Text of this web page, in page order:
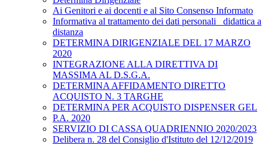
Ai Genitori e ai docenti e al Sito Consenso Informato
Informativa al trattamento dei dati personali _didattica a
distanza
DETERMINA DIRIGENZIALE DEL 17 MARZO
2020
INTEGRAZIONE ALLA DIRETTIVA DI
MASSIMA AL D.S.G.A.
DETERMINA AFFIDAMENTO DIRETTO
ACQUISTO N. 3 TARGHE
DETERMINA PER ACQUISTO DISPENSER GEL
P.A. 2020
SERVIZIO DI CASSA QUADRIENNIO 2020/2023
Delibera n. 28 del Consiglio d'Istituto del 12/12/2019